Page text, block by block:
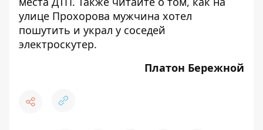
улице Прохорова мужчина хотел
пошутить и украл у соседей
электроскутер.
Платон Бережной